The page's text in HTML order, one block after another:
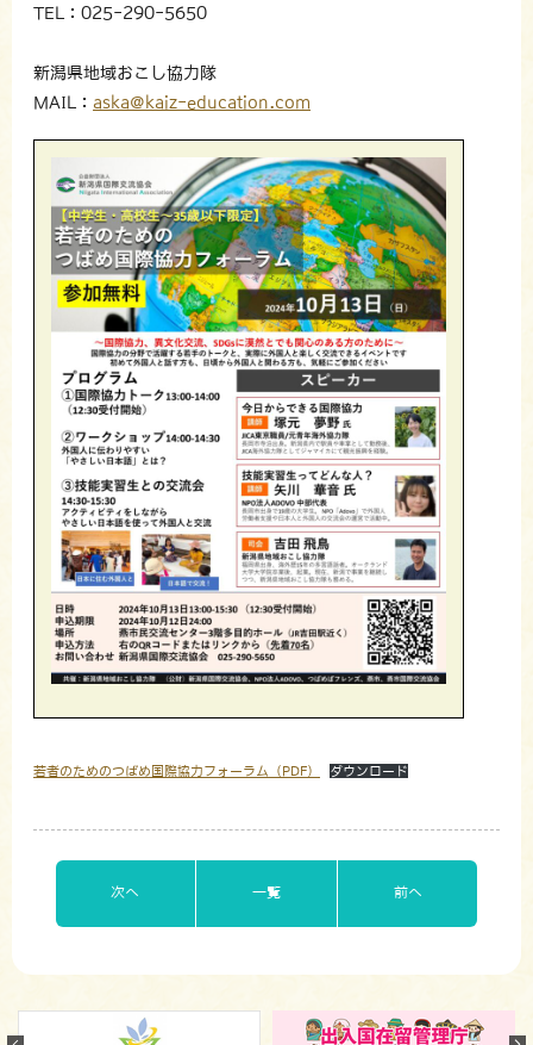
TEL：025-290-5650
新潟県地域おこし協力隊
MAIL： aska@kaiz-education.com
若者のためのつばめ国際協力フォーラム（PDF） ダウンロード
次へ 一覧 前へ